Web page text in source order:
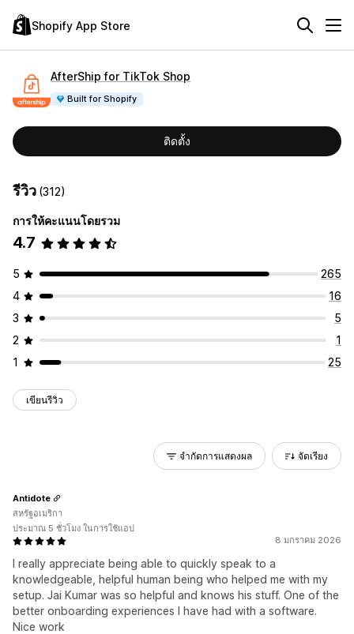
Shopify App Store
AfterShip for TikTok Shop
Built for Shopify
ติดตั้ง
รีวิว (312)
การให้คะแนนโดยรวม
4.7
5
265
4
16
3
5
2
1
1
25
เขียนรีวิว
จำกัดการแสดงผล จัดเรียง
8 มกราคม 2026
I really appreciate being able to quickly speak to a
knowledgeable, helpful human being who helped me with my
setup. Jai Kumar was so helpful and knows his stuff. One of the
better onboarding experiences I have had with a software.
Nice work
Antidote
สหรัฐอเมริกา
ประมาณ 5 ชั่วโมง ในการใช้แอป